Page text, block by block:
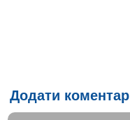
Додати коментар